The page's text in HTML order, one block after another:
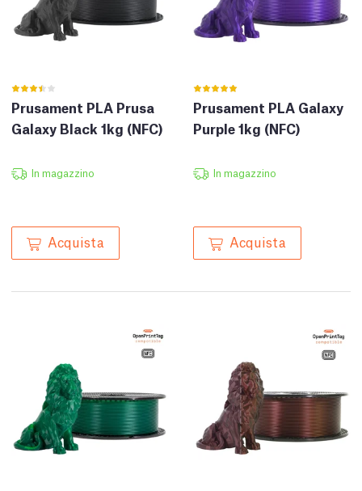
Prusament PLA Prusa
Galaxy Black 1kg (NFC)
In magazzino
Acquista
Prusament PLA Galaxy
Purple 1kg (NFC)
In magazzino
Acquista